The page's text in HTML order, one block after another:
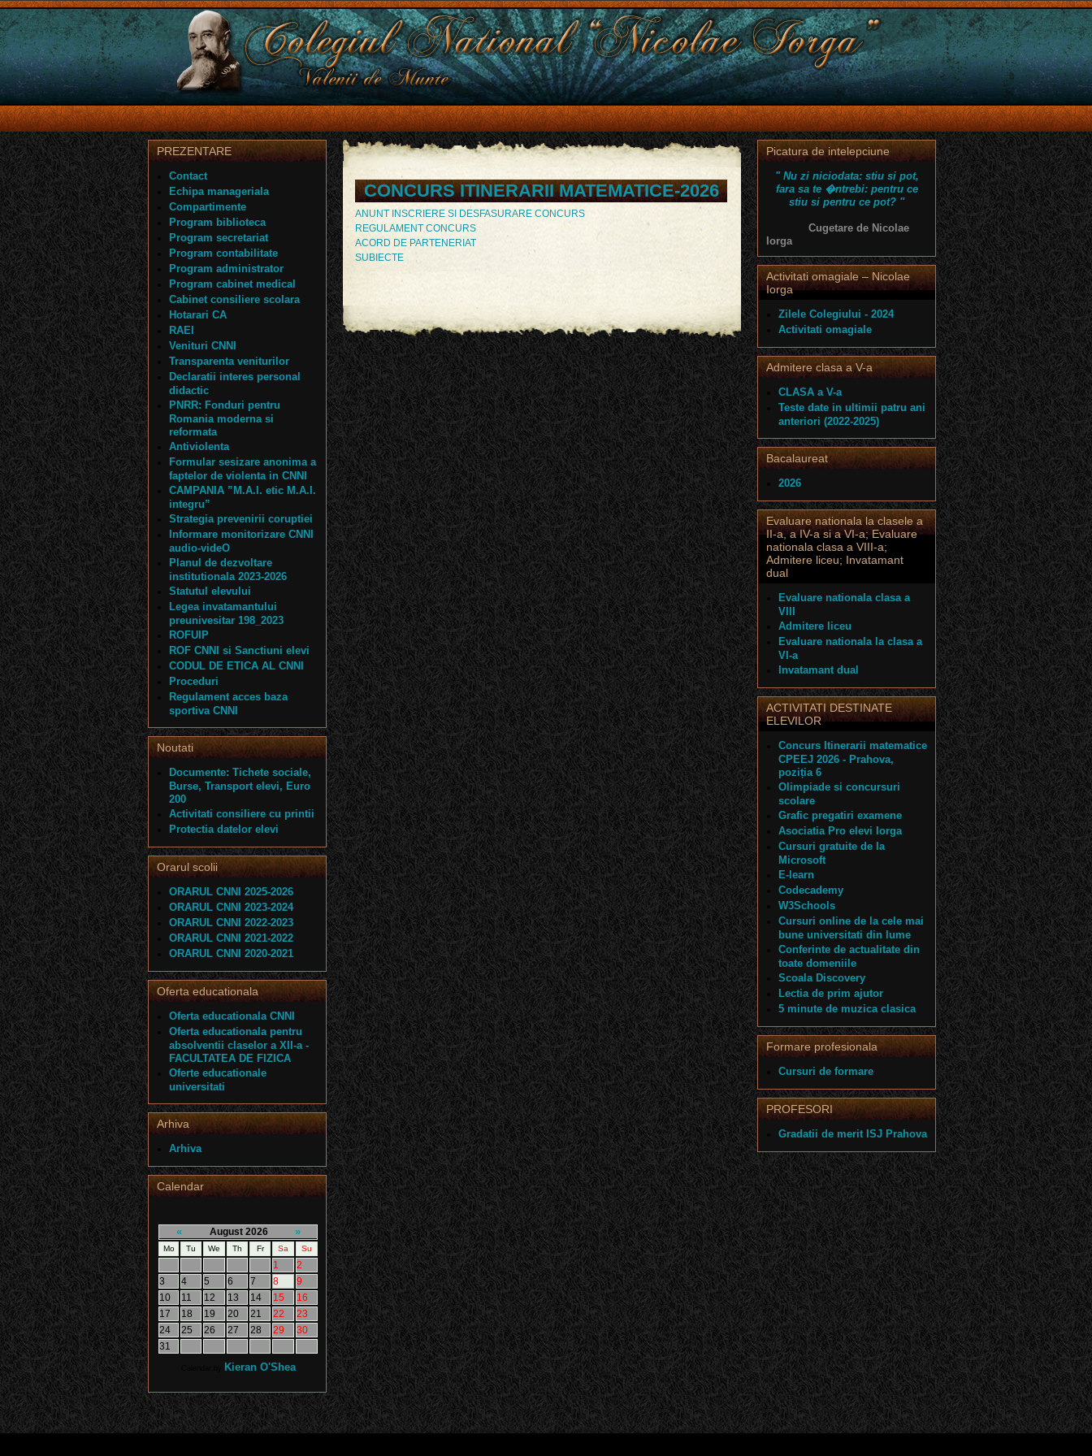
CONCURS ITINERARII MATEMATICE-2026
ANUNT INSCRIERE SI DESFASURARE CONCURS
REGULAMENT CONCURS
ACORD DE PARTENERIAT
SUBIECTE
PREZENTARE
Contact
Echipa manageriala
Compartimente
Program biblioteca
Program secretariat
Program contabilitate
Program administrator
Program cabinet medical
Cabinet consiliere scolara
Hotarari CA
RAEI
Venituri CNNI
Transparenta veniturilor
Declaratii interes personal
didactic
PNRR: Fonduri pentru
Romania moderna si
reformata
Antiviolenta
Formular sesizare anonima a
faptelor de violenta in CNNI
CAMPANIA ”M.A.I. etic M.A.I.
integru”
Strategia prevenirii coruptiei
Informare monitorizare CNNI
audio-videO
Planul de dezvoltare
institutionala 2023-2026
Statutul elevului
Legea invatamantului
preunivesitar 198_2023
ROFUIP
ROF CNNI si Sanctiuni elevi
CODUL DE ETICA AL CNNI
Proceduri
Regulament acces baza
sportiva CNNI
Noutati
Documente: Tichete sociale,
Burse, Transport elevi, Euro
200
Activitati consiliere cu printii
Protectia datelor elevi
Orarul scolii
ORARUL CNNI 2025-2026
ORARUL CNNI 2023-2024
ORARUL CNNI 2022-2023
ORARUL CNNI 2021-2022
ORARUL CNNI 2020-2021
Oferta educationala
Oferta educationala CNNI
Oferta educationala pentru
absolventii claselor a XII-a -
FACULTATEA DE FIZICA
Oferte educationale
universitati
Arhiva
Arhiva
Calendar
« August 2026 »
Mo Tu We Th Fr Sa Su
1
2
3
4 5 6 7 8
9
10
11 12 13 14 15
16
17
18 19 20 21 22
23
24
25 26 27 28 29
30
31
Kieran O'Shea
Picatura de intelepciune
" Nu zi niciodata: stiu si pot,
fara sa te �ntrebi: pentru ce
stiu si pentru ce pot? "
Cugetare de Nicolae
Iorga
Activitati omagiale – Nicolae
Iorga
Zilele Colegiului - 2024
Activitati omagiale
Admitere clasa a V-a
CLASA a V-a
Teste date in ultimii patru ani
anteriori (2022-2025)
Bacalaureat
2026
Evaluare nationala la clasele a
II-a, a IV-a si a VI-a; Evaluare
nationala clasa a VIII-a;
Admitere liceu; Invatamant
dual
Evaluare nationala clasa a
VIII
Admitere liceu
Evaluare nationala la clasa a
VI-a
Invatamant dual
ACTIVITATI DESTINATE
ELEVILOR
Concurs Itinerarii matematice
CPEEJ 2026 - Prahova,
poziția 6
Olimpiade si concursuri
scolare
Grafic pregatiri examene
Asociatia Pro elevi Iorga
Cursuri gratuite de la
Microsoft
E-learn
Codecademy
W3Schools
Cursuri online de la cele mai
bune universitati din lume
Conferinte de actualitate din
toate domeniile
Scoala Discovery
Lectia de prim ajutor
5 minute de muzica clasica
Formare profesionala
Cursuri de formare
PROFESORI
Gradatii de merit ISJ Prahova